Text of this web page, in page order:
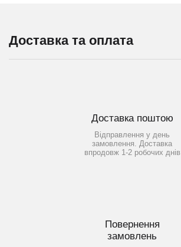
Доставка та оплата
Доставка поштою
Відправлення у день
замовлення. Доставка
впродовж 1-2 робочих днів
Повернення
замовлень